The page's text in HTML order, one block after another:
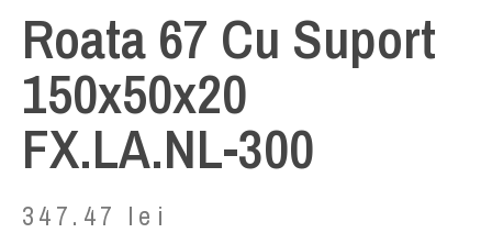
Roata 67 Cu Suport
150x50x20
FX.LA.NL-300
347.47 lei